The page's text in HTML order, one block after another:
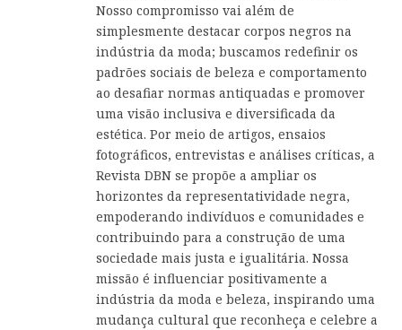
Nosso compromisso vai além de
simplesmente destacar corpos negros na
indústria da moda; buscamos redefinir os
padrões sociais de beleza e comportamento
ao desafiar normas antiquadas e promover
uma visão inclusiva e diversificada da
estética. Por meio de artigos, ensaios
fotográficos, entrevistas e análises críticas, a
Revista DBN se propõe a ampliar os
horizontes da representatividade negra,
empoderando indivíduos e comunidades e
contribuindo para a construção de uma
sociedade mais justa e igualitária. Nossa
missão é influenciar positivamente a
indústria da moda e beleza, inspirando uma
mudança cultural que reconheça e celebre a